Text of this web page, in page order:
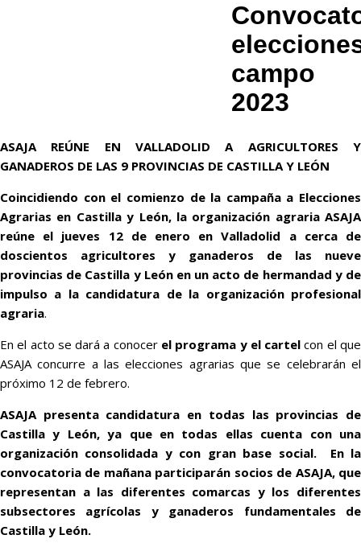
campo
2023
ASAJA REÚNE EN VALLADOLID A AGRICULTORES Y
GANADEROS DE LAS 9 PROVINCIAS DE CASTILLA Y LEÓN
Coincidiendo con el comienzo de la campaña a Elecciones
Agrarias en Castilla y León, la organización agraria ASAJA
reúne el jueves 12 de enero en Valladolid a cerca de
doscientos agricultores y ganaderos de las nueve
provincias de Castilla y León en un acto de hermandad y de
impulso a la candidatura de la organización profesional
agraria.
En el acto se dará a conocer el programa y el cartel con el que
ASAJA concurre a las elecciones agrarias que se celebrarán el
próximo 12 de febrero.
ASAJA presenta candidatura en todas las provincias de
Castilla y León, ya que en todas ellas cuenta con una
organización consolidada y con gran base social. En la
convocatoria de mañana participarán socios de ASAJA, que
representan a las diferentes comarcas y los diferentes
subsectores agrícolas y ganaderos fundamentales de
Castilla y León.